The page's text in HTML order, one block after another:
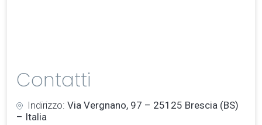
Contatti
Indirizzo: Via Vergnano, 97 – 25125 Brescia (BS)
– Italia